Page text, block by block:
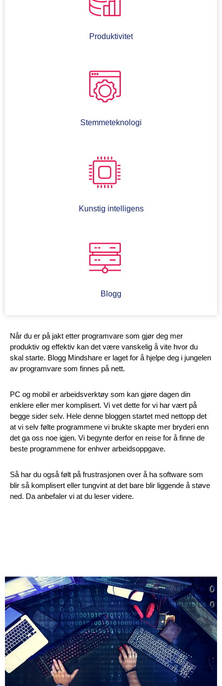
Produktivitet
Stemmeteknologi
Kunstig intelligens
Blogg
Når du er på jakt etter programvare som gjør deg mer
produktiv og effektiv kan det være vanskelig å vite hvor du
skal starte. Blogg Mindshare er laget for å hjelpe deg i jungelen
av programvare som finnes på nett.
PC og mobil er arbeidsverktøy som kan gjøre dagen din
enklere eller mer komplisert. Vi vet dette for vi har vært på
begge sider selv. Hele denne bloggen startet med nettopp det
at vi selv følte programmene vi brukte skapte mer bryderi enn
det ga oss noe igjen. Vi begynte derfor en reise for å finne de
beste programmene for enhver arbeidsoppgave.
Så har du også følt på frustrasjonen over å ha software som
blir så komplisert eller tungvint at det bare blir liggende å støve
ned. Da anbefaler vi at du leser videre.